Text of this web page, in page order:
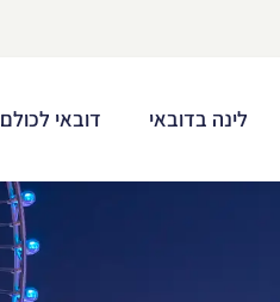
לינה בדובאי דובאי לכולם